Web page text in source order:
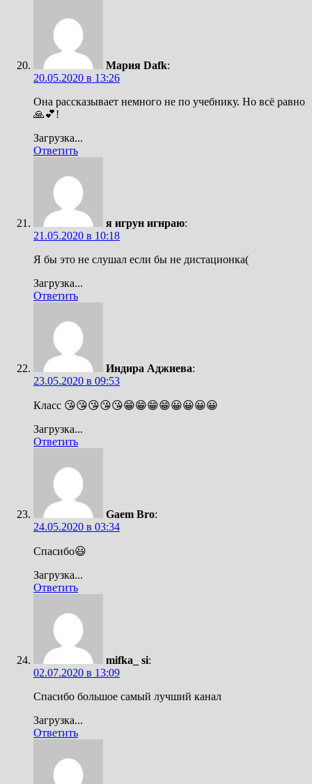
Мария Dafk:
20.05.2020 в 13:26
Она рассказывает немного не по учебнику. Но всё равно
🙏💕!
Загрузка...
Ответить
я игрун игнраю:
21.05.2020 в 10:18
Я бы это не слушал если бы не дистационка(
Загрузка...
Ответить
Индира Аджиева:
23.05.2020 в 09:53
Класс 😘😘😘😘😘😁😁😁😁😀😀😀😀
Загрузка...
Ответить
Gaem Bro:
24.05.2020 в 03:34
Спасибо😃
Загрузка...
Ответить
mifka_ si:
02.07.2020 в 13:09
Спасибо большое самый лучший канал
Загрузка...
Ответить